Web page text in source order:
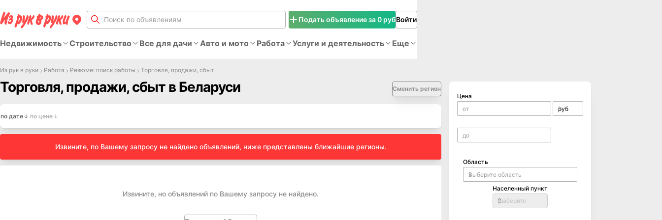
Подать объявление за 0 рубВойти
Недвижимость Строительство Все для дачи Авто и мото Работа Услуги и деятельность Еще
Из рук в руки Работа Резюме: поиск работы Торговля, продажи, сбыт
Торговля, продажи, сбыт в Беларуси Сменить регион
по дате по цене
Извините, по Вашему запросу не найдено объявлений, ниже представлены ближайшие регионы.
Извините, но объявлений по Вашему запросу не найдено.
Цена
Область
Населенный пункт
Выберите